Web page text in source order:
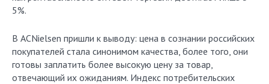
5%.
В ACNielsen пришли к выводу: цена в сознании российских
покупателей стала синонимом качества, более того, они
готовы заплатить более высокую цену за товар,
отвечающий их ожиданиям. Индекс потребительских